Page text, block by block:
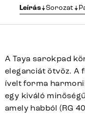
Leírás Sorozat
A Taya sarokpad
eleganciát ötvöz. A
ívelt forma
egy kiváló
amely habból (RG